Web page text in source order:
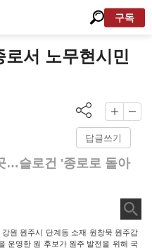
구독
서 노무현시민
답글쓰기
…슬로건 '종로로 돌아
원 원주시 단계동 소재 원창묵 원주갑
운영한 원 후보가 원주 발전을 위해 국